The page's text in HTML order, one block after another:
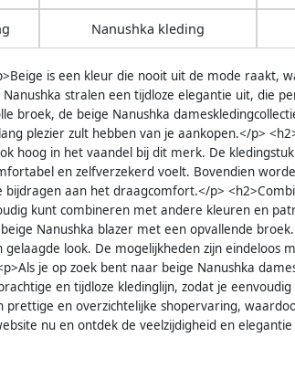
Nanushka kleding
is een kleur die nooit uit de mode raakt,
stralen een tijdloze elegantie uit, die
broek, de beige Nanushka
plezier zult hebben van je aankopen.</p>
hoog in het vaandel bij dit merk. De
en zelfverzekerd voelt. Bovendien
bijdragen aan het draagcomfort.</p>
kunt combineren met andere kleuren en
Nanushka blazer met een opvallende
look. De mogelijkheden zijn
je op zoek bent naar beige Nanushka
en tijdloze kledinglijn, zodat je
prettige en overzichtelijke shopervaring,
nu en ontdek de veelzijdigheid en